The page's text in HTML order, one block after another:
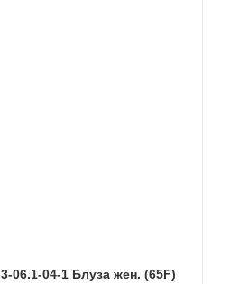
3-06.1-04-1 Блуза жен. (65F)